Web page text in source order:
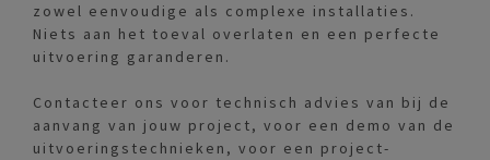
zowel eenvoudige als complexe installaties.
Niets aan het toeval overlaten en een perfecte
uitvoering garanderen.
Contacteer ons voor technisch advies van bij de
aanvang van jouw project, voor een demo van de
uitvoeringstechnieken, voor een project-